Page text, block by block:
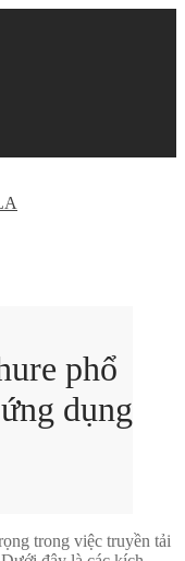
phổ
dụng
trong việc truyền tải